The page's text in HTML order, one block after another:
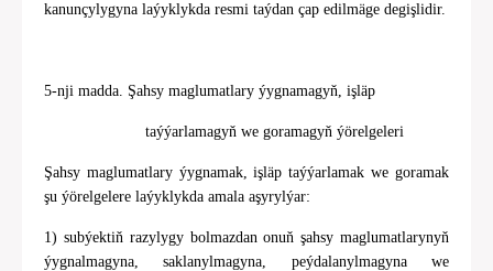
kanunçylygyna laýyklykda resmi taýdan çap edilmäge degişlidir.
5-nji madda. Şahsy maglumatlary ýygnamagyň, işläp
taýýarlamagyň we goramagyň ýörelgeleri
Şahsy maglumatlary ýygnamak, işläp taýýarlamak we goramak
şu ýörelgelere laýyklykda amala aşyrylýar:
1) subýektiň razylygy bolmazdan onuň şahsy maglumatlarynyň
ýygnalmagyna, saklanylmagyna, peýdalanylmagyna we